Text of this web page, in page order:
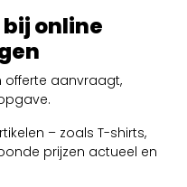
online
offerte aanvraagt,
– zoals T-shirts,
prijzen actueel en